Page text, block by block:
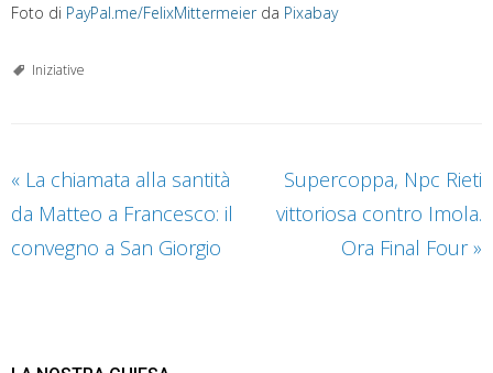
Foto di PayPal.me/FelixMittermeierda Pixabay
Iniziative
« La chiamata alla santità
da Matteo a Francesco: il
convegno a San Giorgio
Supercoppa, Npc Rieti
vittoriosa contro Imola.
Ora Final Four»